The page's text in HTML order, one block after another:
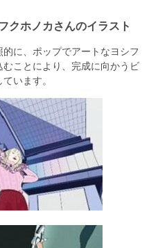
クホノカさんのイラスト
に、ポップでアートなヨシフ
ことにより、完成に向かうビ
います。